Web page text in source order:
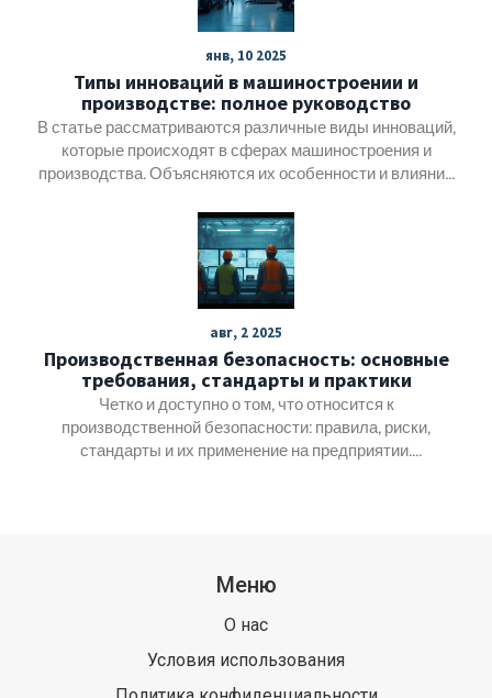
прогрессу. Экономическая стабильность и развитие
страны во многом зависят от эффективного
функционирования производственных площадок. В
статье рассмотрены аспекты, определяющие сущность
и важность заводов для экономики.
янв, 10 2025
Типы инноваций в машиностроении и
производстве: полное руководство
В статье рассматриваются различные виды инноваций,
которые происходят в сферах машиностроения и
производства. Объясняются их особенности и влияние
инновационных практик и тенденции на будущее.
Читатели узнают, как новшества способствуют
повышению эффективности и улучшению качества
продукции.
авг, 2 2025
Производственная безопасность: основные
требования, стандарты и практики
Четко и доступно о том, что относится к
производственной безопасности: правила, риски,
стандарты и их применение на предприятии.
Меню
О нас
Условия использования